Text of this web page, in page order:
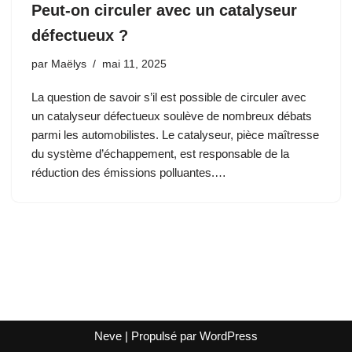
Peut-on circuler avec un catalyseur
défectueux ?
par Maëlys mai 11, 2025
La question de savoir s’il est possible de circuler avec
un catalyseur défectueux soulève de nombreux débats
parmi les automobilistes. Le catalyseur, pièce maîtresse
du système d’échappement, est responsable de la
réduction des émissions polluantes.…
Neve | Propulsé par WordPress